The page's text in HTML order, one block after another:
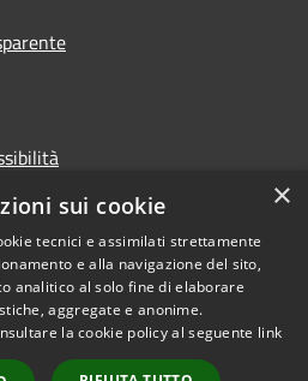
Copyright © 2026 • Comune di
Albiate • Powered by
×
sui cookie
tecnici e assimilati strettamente
e alla navigazione del sito,
analitico al solo fine di elaborare
aggregate e anonime.
la cookie policy al seguente link